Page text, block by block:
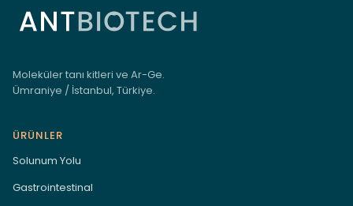
Moleküler tanı kitleri ve Ar-Ge.
Ümraniye / İstanbul, Türkiye.
ÜRÜNLER
Solunum Yolu
Gastrointestinal